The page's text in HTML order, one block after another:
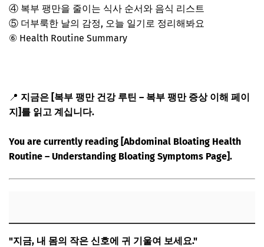
④ 복부 팽만을 줄이는 식사 순서와 음식 리스트
⑤ 더부룩한 날의 감정, 오늘 일기로 정리해봐요
⑥ Health Routine Summary
📍 지금은 [복부 팽만 건강 루틴 – 복부 팽만 증상 이해 페이
지]를 읽고 계십니다.
You are currently reading [Abdominal Bloating Health
Routine – Understanding Bloating Symptoms Page].
"지금, 내 몸의 작은 신호에 귀 기울여 보세요."